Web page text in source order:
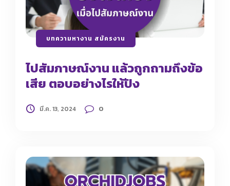
บทความหางาน สมัครงาน
ไปสัมภาษณ์งาน แล้วถูกถามถึงข้อ
เสีย ตอบอย่างไรให้ปัง
มี.ค. 13, 2024 0